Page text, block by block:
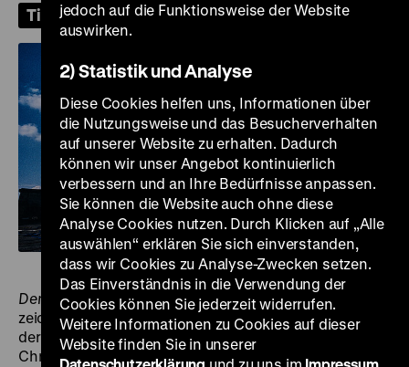
Tickets
Dem deutschen Volke – Verhüllter Reichstag 1971-1995
zeichnet die fast 25-jährige Entstehungsgeschichte
der Reichstagsverhüllung durch das Künstlerehepaar
Christo und Jeanne-Claude nach. Die Regisseure
jedoch auf die Funktionsweise der Website
auswirken.
2) Statistik und Analyse
Diese Cookies helfen uns, Informationen über
die Nutzungsweise und das Besucherverhalten
auf unserer Website zu erhalten. Dadurch
können wir unser Angebot kontinuierlich
verbessern und an Ihre Bedürfnisse anpassen.
Sie können die Website auch ohne diese
Analyse Cookies nutzen. Durch Klicken auf „Alle
auswählen“ erklären Sie sich einverstanden,
dass wir Cookies zu Analyse-Zwecken setzen.
Das Einverständnis in die Verwendung der
Cookies können Sie jederzeit widerrufen.
Weitere Informationen zu Cookies auf dieser
Website finden Sie in unserer